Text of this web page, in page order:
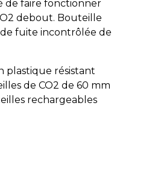
de faire fonctionner
debout. Bouteille
fuite incontrôlée de
plastique résistant
de CO2 de 60 mm
rechargeables